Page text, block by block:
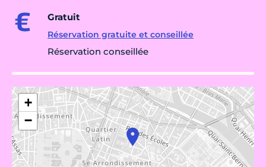
Gratuit
Réservation gratuite et conseillée
Réservation conseillée
+
−